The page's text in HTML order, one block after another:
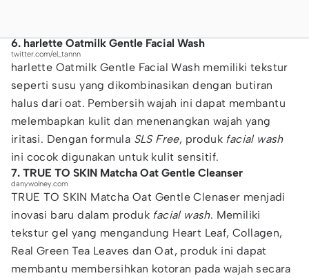
6. harlette Oatmilk Gentle Facial Wash
twitter.com/el_tannn
harlette Oatmilk Gentle Facial Wash memiliki tekstur
seperti susu yang dikombinasikan dengan butiran
halus dari oat. Pembersih wajah ini dapat membantu
melembapkan kulit dan menenangkan wajah yang
iritasi. Dengan formula SLS Free, produk facial wash
ini cocok digunakan untuk kulit sensitif.
7. TRUE TO SKIN Matcha Oat Gentle Cleanser
danywolney.com
TRUE TO SKIN Matcha Oat Gentle Clenaser menjadi
inovasi baru dalam produk facial wash. Memiliki
tekstur gel yang mengandung Heart Leaf, Collagen,
Real Green Tea Leaves dan Oat, produk ini dapat
membantu membersihkan kotoran pada wajah secara